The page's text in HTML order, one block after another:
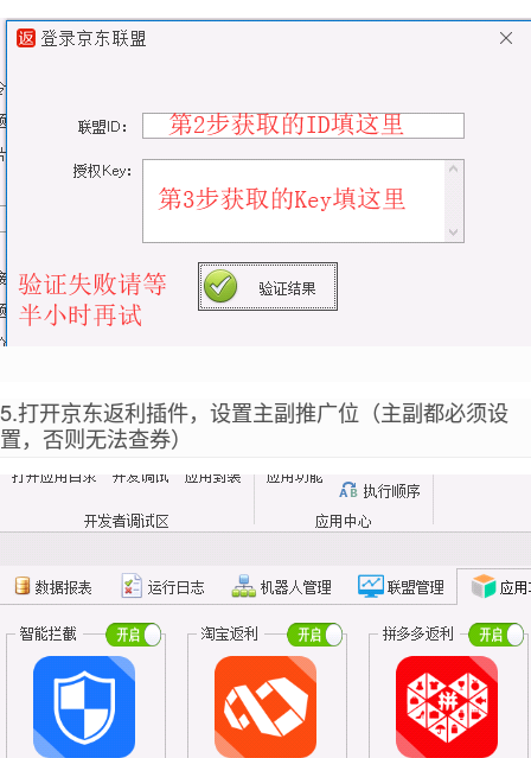
5.打开京东返利插件，设置主副推广位（主副都必须设
置，否则无法查券）